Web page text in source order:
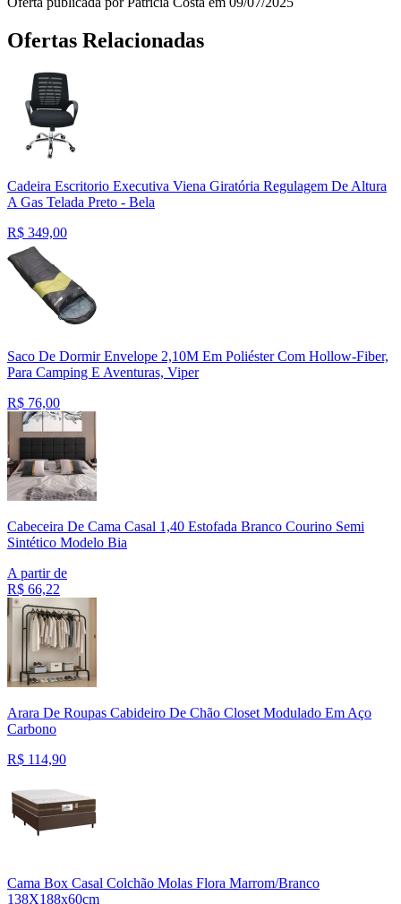
Ofertas Relacionadas
Cadeira Escritorio Executiva Viena Giratória Regulagem De Altura
A Gas Telada Preto - Bela
R$ 349,00
Saco De Dormir Envelope 2,10M Em Poliéster Com Hollow-Fiber,
Para Camping E Aventuras, Viper
R$ 76,00
Cabeceira De Cama Casal 1,40 Estofada Branco Courino Semi
Sintético Modelo Bia
A partir de
R$ 66,22
Arara De Roupas Cabideiro De Chão Closet Modulado Em Aço
Carbono
R$ 114,90
Cama Box Casal Colchão Molas Flora Marrom/Branco
138X188x60cm